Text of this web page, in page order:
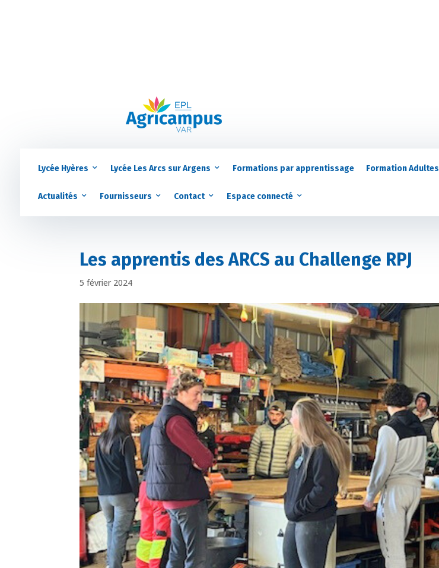
Lycée Hyères Lycée Les Arcs sur Argens Formations par apprentissage Formation Adultes
Actualités Fournisseurs Contact Espace connecté
Les apprentis des ARCS au Challenge RPJ
5 février 2024